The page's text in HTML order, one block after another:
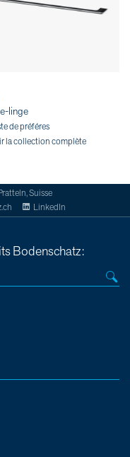
linge
de préféres
la collection complète
Suisse
LinkedIn
Bodenschatz: